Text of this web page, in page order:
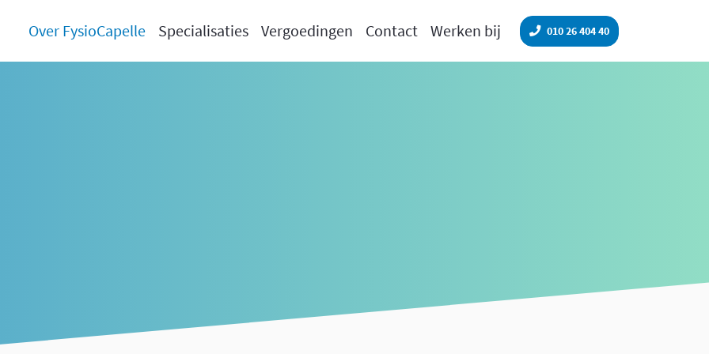
Over FysioCapelle Specialisaties Vergoedingen Contact Werken bij 010 26 404 40